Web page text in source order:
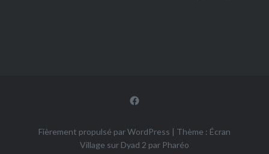
Facebook
Fièrement propulsé par WordPress | Thème : Écran
Village sur Dyad 2 par Pharéo